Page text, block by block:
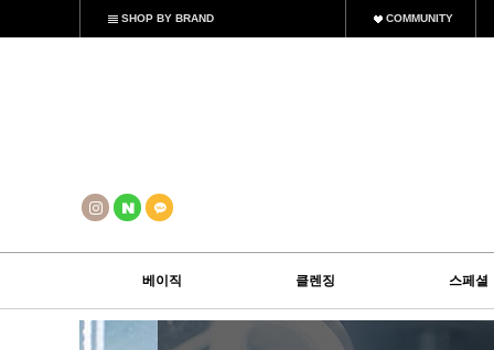
SHOP BY BRAND COMMUNITY
베이직 클렌징 스페셜